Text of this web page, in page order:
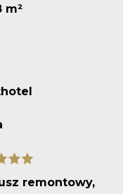
m²
remontowy,